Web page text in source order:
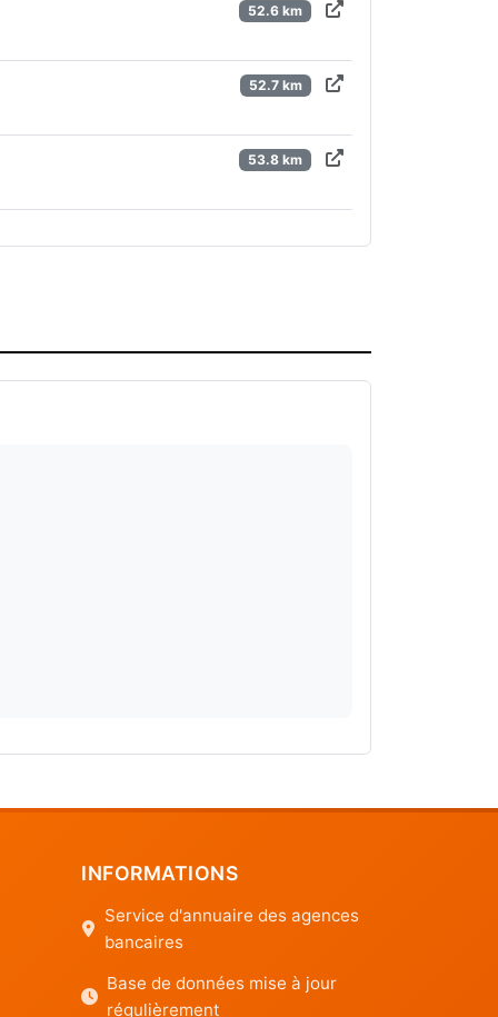
52.6 km
52.7 km
53.8 km
INFORMATIONS
Service d'annuaire des agences
bancaires
Base de données mise à jour
régulièrement